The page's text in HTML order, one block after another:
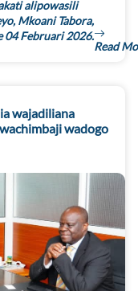
alipowasili
Mkoani Tabora,
04 Februari 2026.
Read
wajadiliana
wadogo